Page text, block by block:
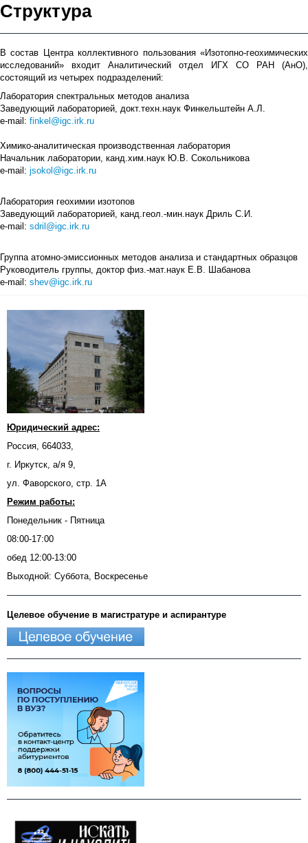
Структура
В состав Центра коллективного пользования «Изотопно-геохимических
исследований» входит Аналитический отдел ИГХ СО РАН (АнО),
состоящий из четырех подразделений:
Лаборатория спектральных методов анализа
Заведующий лабораторией, докт.техн.наук Финкельштейн А.Л.
e-mail : finkel @igc.irk.ru
Химико-аналитическая производственная лаборатория
Начальник лаборатории, канд.хим.наук Ю.В. Сокольникова
e-mail : jsokol@igc.irk.ru
Лаборатория геохимии изотопов
Заведующий лабораторией, канд.геол.-мин.наук Дриль С.И.
e-mail : sdril @igc.irk.ru
Группа атомно-эмиссионных методов анализа и стандартных образцов
Руководитель группы, доктор физ.-мат.наук Е.В. Шабанова
e-mail: shev@igc.irk.ru
Юридический адрес:
Россия, 664033,
г. Иркутск, а/я 9,
ул. Фаворского, стр. 1А
Режим работы:
Понедельник - Пятница
08:00-17:00
обед 12:00-13:00
Выходной: Суббота, Воскресенье
Целевое обучение в магистратуре и аспирантуре